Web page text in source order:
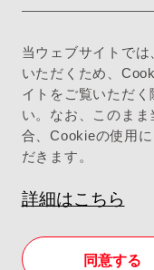
当ウェブサイトで
いただくため、
イトをご覧いただ
い。なお、このま
合、Cookieの使用
だきます。
詳細はこちら
同意する